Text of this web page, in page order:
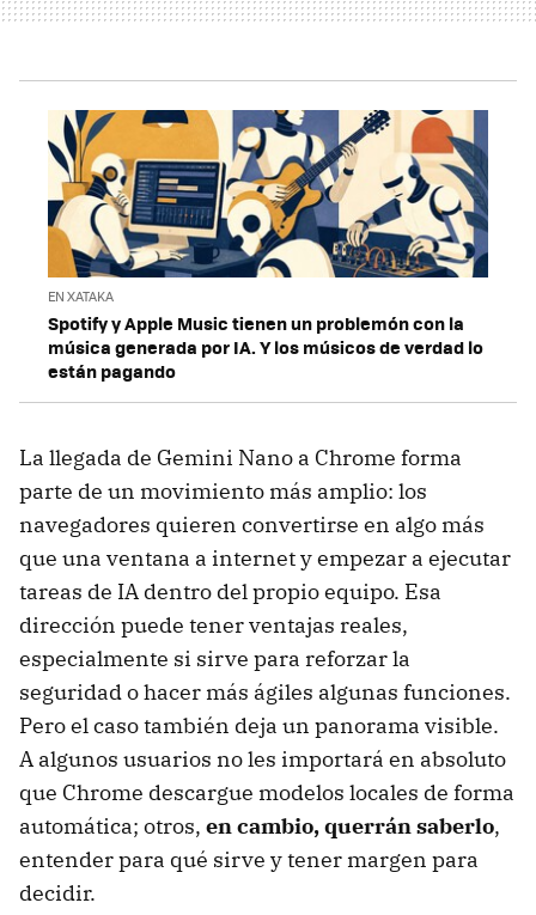
EN XATAKA
Spotify y Apple Music tienen un problemón con la
música generada por IA. Y los músicos de verdad lo
están pagando
La llegada de Gemini Nano a Chrome forma
parte de un movimiento más amplio: los
navegadores quieren convertirse en algo más
que una ventana a internet y empezar a ejecutar
tareas de IA dentro del propio equipo. Esa
dirección puede tener ventajas reales,
especialmente si sirve para reforzar la
seguridad o hacer más ágiles algunas funciones.
Pero el caso también deja un panorama visible.
A algunos usuarios no les importará en absoluto
que Chrome descargue modelos locales de forma
automática; otros, en cambio, querrán saberlo,
entender para qué sirve y tener margen para
decidir.